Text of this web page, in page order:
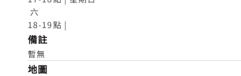
六
18-19點 |
備註
暫無
地圖